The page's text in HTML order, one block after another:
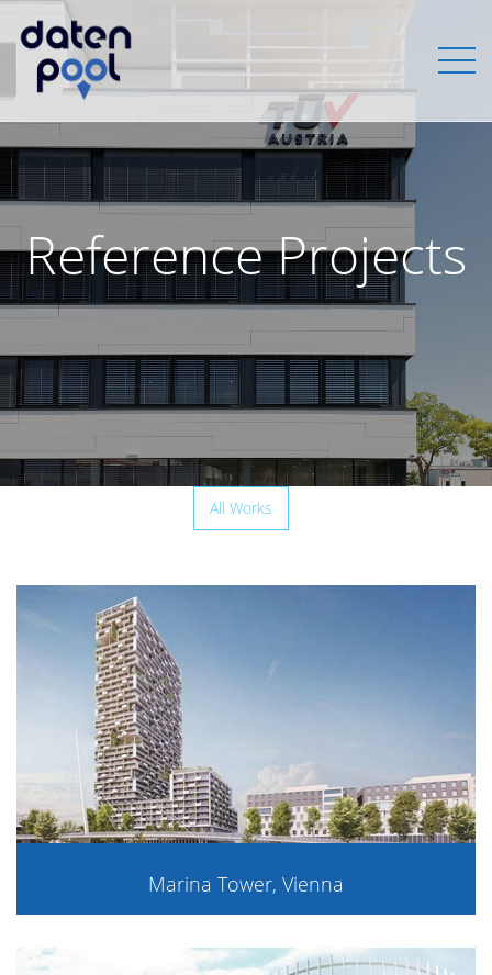
Reference Projects
All Works
Marina Tower, Vienna